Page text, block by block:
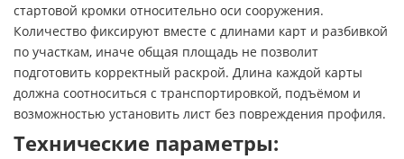
стартовой кромки относительно оси сооружения.
Количество фиксируют вместе с длинами карт и разбивкой
по участкам, иначе общая площадь не позволит
подготовить корректный раскрой. Длина каждой карты
должна соотноситься с транспортировкой, подъёмом и
возможностью установить лист без повреждения профиля.
Технические параметры: